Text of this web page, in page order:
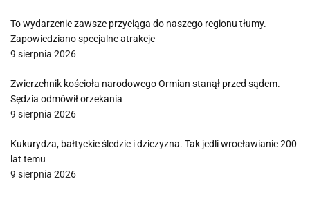
To wydarzenie zawsze przyciąga do naszego regionu tłumy.
Zapowiedziano specjalne atrakcje
9 sierpnia 2026
Zwierzchnik kościoła narodowego Ormian stanął przed sądem.
Sędzia odmówił orzekania
9 sierpnia 2026
Kukurydza, bałtyckie śledzie i dziczyzna. Tak jedli wrocławianie 200
lat temu
9 sierpnia 2026